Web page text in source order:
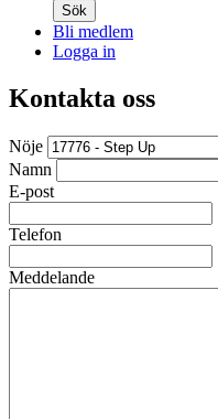
Sök
Bli medlem
Logga in
Kontakta oss
Nöje
Namn
E-post
Telefon
Meddelande